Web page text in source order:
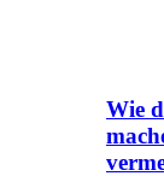
Wie